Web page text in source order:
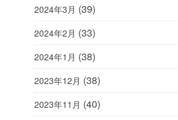
2024年3月 (39)
2024年2月 (33)
2024年1月 (38)
2023年12月 (38)
2023年11月 (40)